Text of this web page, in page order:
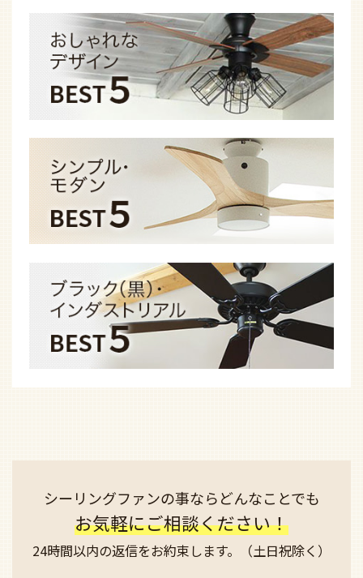
シーリングファンの事ならどんなことでも
お気軽にご相談ください！
24時間以内の返信をお約束します。 （土日祝除く）